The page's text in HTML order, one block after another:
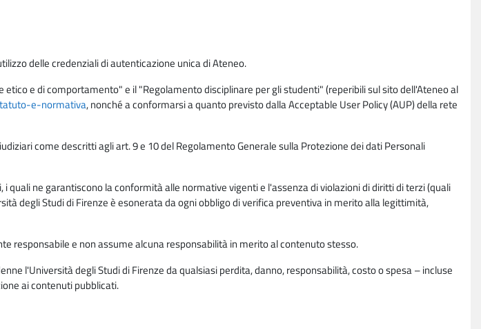
delle credenziali di autenticazione unica di Ateneo.
e di comportamento" e il "Regolamento disciplinare per gli studenti" (reperibili sul sito dell'Ateneo al
e-normativa, nonché a conformarsi a quanto previsto dalla Acceptable User Policy (AUP) della rete
come descritti agli art. 9 e 10 del Regolamento Generale sulla Protezione dei dati Personali
ne garantiscono la conformità alle normative vigenti e l'assenza di violazioni di diritti di terzi (quali
degli Studi di Firenze è esonerata da ogni obbligo di verifica preventiva in merito alla legittimità,
responsabile e non assume alcuna responsabilità in merito al contenuto stesso.
l'Università degli Studi di Firenze da qualsiasi perdita, danno, responsabilità, costo o spesa – incluse
ai contenuti pubblicati.